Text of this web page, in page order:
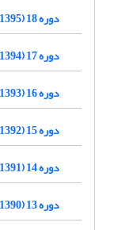
دوره 18 (1395)
دوره 17 (1394)
دوره 16 (1393)
دوره 15 (1392)
دوره 14 (1391)
دوره 13 (1390)